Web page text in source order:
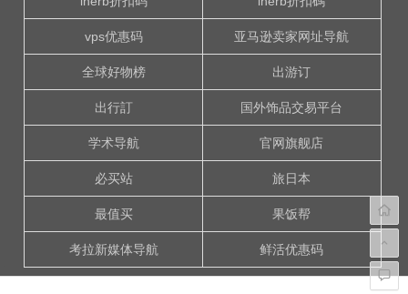
vps优惠码 亚马逊卖家网址导航
全球好物榜 出游订
出行訂 国外饰品交易平台
学术导航 官网旗舰店
必买站 旅日本
最值买 果饭帮
考拉新媒体导航 鲜活优惠码